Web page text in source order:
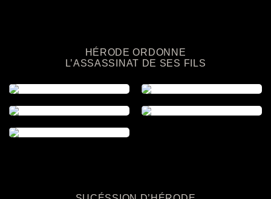
HÉRODE ORDONNE
L’ASSASSINAT DE SES FILS